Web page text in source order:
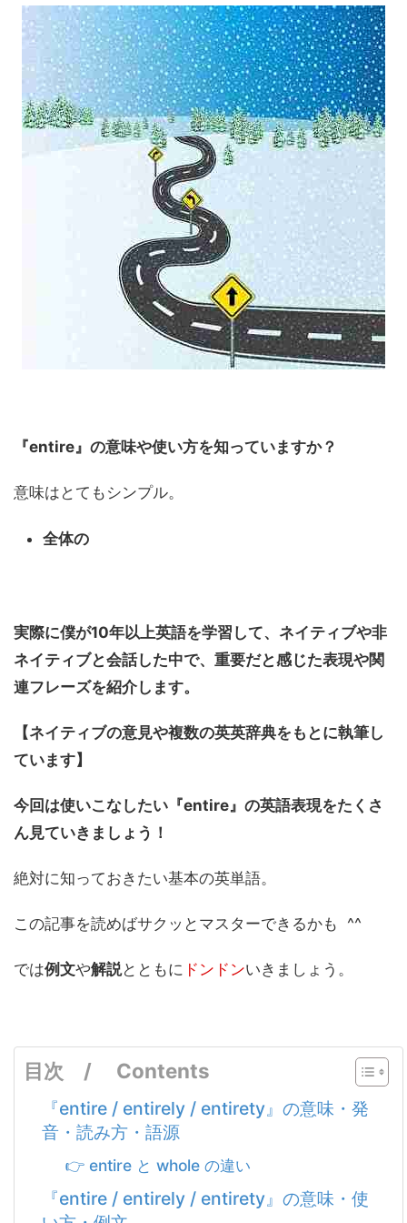
『entire』の意味や使い方を知っていますか？
意味はとてもシンプル。
全体の
実際に僕が10年以上英語を学習して、ネイティブや非
ネイティブと会話した中で、重要だと感じた表現や関
連フレーズを紹介します。
【ネイティブの意見や複数の英英辞典をもとに執筆し
ています】
今回は使いこなしたい『entire』 の英語表現をたくさ
ん見ていきましょう！
絶対に知っておきたい基本の英単語。
この記事を読めばサクッとマスターできるかも ^^
では例文や解説とともに ドンドンいきましょう。
目次 / Contents
『entire / entirely / entirety』の意味・発
音・読み方・語源
👉 entire と whole の違い
『entire / entirely / entirety』の意味・使